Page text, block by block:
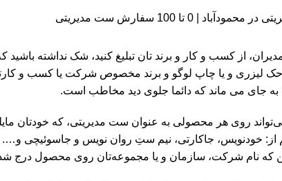
از کسب و کار و برند تان تبلیغ کنید، شک نداشته باشید
حک لیزری و یا چاپ لوگو و برند مخصوص شرکت یا کسب و
به جای می ماند که دائما جلوی دید مخاطب است.
روی هر محصولی به عنوان ست مدیریتی، که خودتان
خودنویس، جاکارتی، نیم ستِ روان نویس و جاسوئیچی و…. را
که نام شرکت، سازمان و یا مجموعه‌تان روی محصول درج